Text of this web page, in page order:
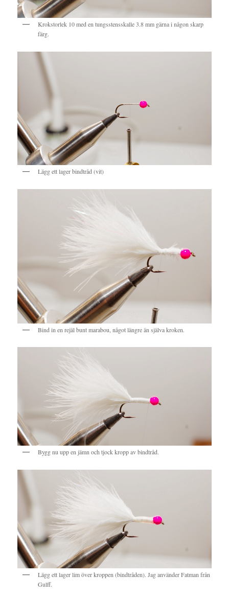
Krokstorlek 10 med en tungsstensskalle 3.8 mm gärna i någon skarp
färg.
Lägg ett lager bindtråd (vit)
Bind in en rejäl bunt marabou, något längre än själva kroken.
Bygg nu upp en jämn och tjock kropp av bindtråd.
Lägg ett lager lim över kroppen (bindtråden). Jag använder Fatman från
Gulff.